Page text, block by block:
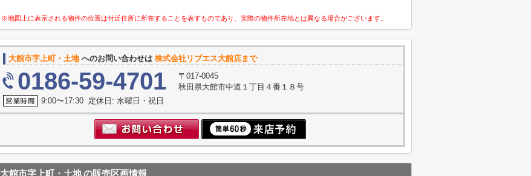
※地図上に表示される物件の位置は付近住所に所在することを表すものであり、実際の物件所在地とは異なる場合がございます。
大館市字上町・土地へのお問い合わせは 株式会社リブエス大館店まで
0186-59-4701
〒017-0045
秋田県大館市中道１丁目４番１８号
9:00〜17:30 定休日: 水曜日・祝日
大館市字上町・土地の販売区画情報